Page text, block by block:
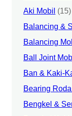
Aki Mobil (15)
Balancing &
Balancing
Ball Joint
Ban & Kaki-
Bearing Roda
Bengkel &